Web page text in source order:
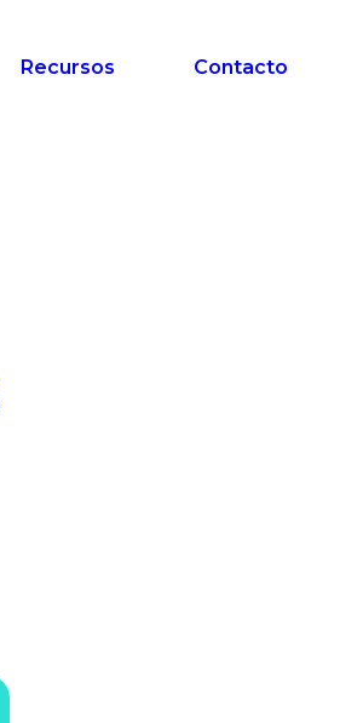
Recursos Contacto